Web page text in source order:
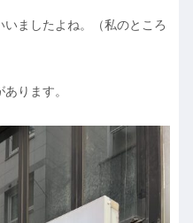
ましたよね。（私のところ
ります。